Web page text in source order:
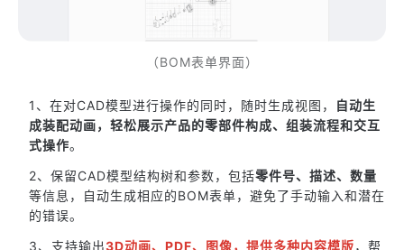
（BOM表单界面）
1、在对CAD模型进行操作的同时，随时生成视图，
自动生
成装配动画，轻松展示产品的零部件构成、组装流程和交互
式操作。
2、保留CAD模型结构树和参数，包括零件号、描述、数量
等信息，自动生成相应的BOM表单，避免了手动输入和潜在
的错误。
3、支持输出3D动画、PDF、图像，提供多种内容模版，帮